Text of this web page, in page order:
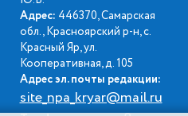
Адрес: 446370, Самарская
обл., Красноярский р-н, с.
Красный Яр, ул.
Кооперативная, д. 105
Адрес эл. почты редакции:
site_npa_kryar@mail.ru